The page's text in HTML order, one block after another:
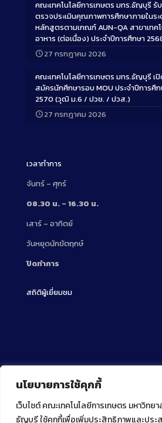
นโยบายการใช้คุกกี้
เว็บไซต์ คณะเทคโนโลยีการเกษตร มหาวิทย
ธัญบุรี ใช้คุกกี้เพื่อเพิ่มประสิทธิภาพและประ
คณะเทคโนโลยีการเกษตร มทร.ธัญบุรี รั
ตรวจประเมินคุณภาพการศึกษาภายในร
หลักสูตรตามเกณฑ์ AUN-QA สาขาเทค
อาหาร (ต่อเนื่อง) ประจำปีการศึกษา
27 กรกฎาคม 2026
คณะเทคโนโลยีการเกษตร มทร.ธัญบุรี เ
สมัครนักศึกษารอบ MOU ประจำปีการศึ
2570 (วุฒิ ม.6 / ปวช. / ปวส.)
27 กรกฎาคม 2026
เวลาทำการ
จันทร์ – ศุกร์
08.30 น. – 16.30 น.
เสาร์ – อาทิตย์
วันหยุดนักขัตฤกษ์
ปิดทำการ
สถิติผู้เยี่ยมชม